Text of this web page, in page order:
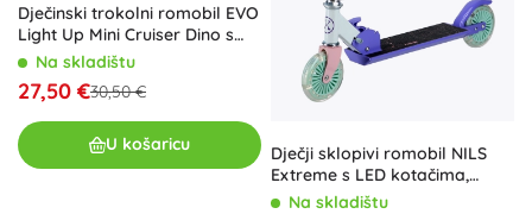
Dječinski trokolni romobil EVO
Light Up Mini Cruiser Dino s
LED kotačićima, podesive
Na skladištu
27,50 €30,50 €
U košaricu
Dječji sklopivi romobil NILS
Extreme s LED kotačima,
ljubičasti
Na skladištu